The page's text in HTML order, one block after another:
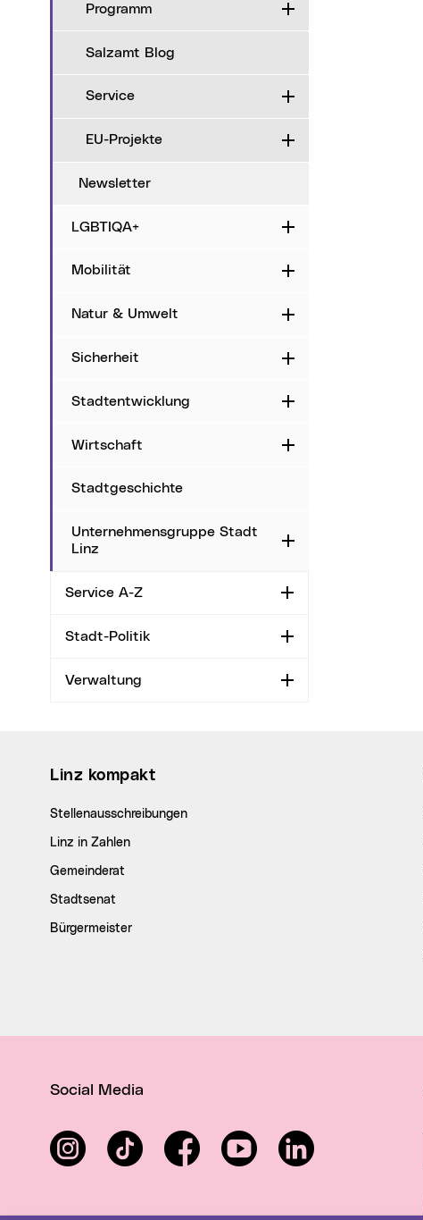
Programm Aufklappen
Salzamt Blog
Service Aufklappen
EU-Projekte Aufklappen
Newsletter
LGBTIQA+ Aufklappen
Mobilität Aufklappen
Natur & Umwelt Aufklappen
Sicherheit Aufklappen
Stadtentwicklung Aufklappen
Wirtschaft Aufklappen
Stadtgeschichte
Unternehmensgruppe Stadt
Linz
Aufklappen
Service A-Z Aufklappen
Stadt-Politik Aufklappen
Verwaltung Aufklappen
Linz kompakt
Stellenausschreibungen
Linz in Zahlen
Gemeinderat
Stadtsenat
Bürgermeister
Social Media
InstagramTikTok FacebookYouTube LinkedIn